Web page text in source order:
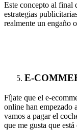
Este concepto al final
estrategias
realmente un engaño
E-
Fíjate que el e-
online han empezado
vamos a pagar el
que me gusta que